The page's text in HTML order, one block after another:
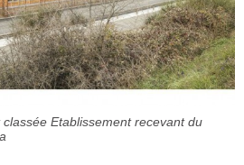
Etablissement recevant du